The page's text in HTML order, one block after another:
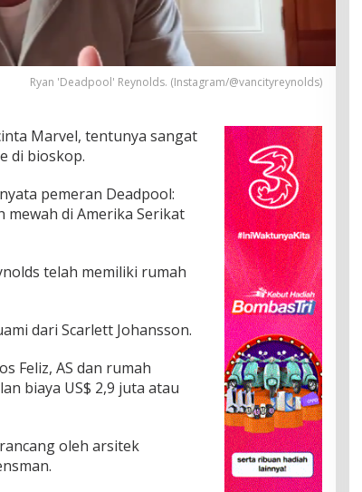
Ryan 'Deadpool' Reynolds. (Instagram/@vancityreynolds)
Marvel, tentunya sangat
di bioskop.
pemeran Deadpool:
mewah di Amerika Serikat
telah memiliki rumah
dari Scarlett Johansson.
Feliz, AS dan rumah
biaya US$ 2,9 juta atau
oleh arsitek